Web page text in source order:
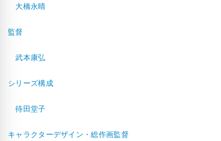
大橋永晴
監督
武本康弘
シリーズ構成
待田堂子
キャラクターデザイン・総作画監督